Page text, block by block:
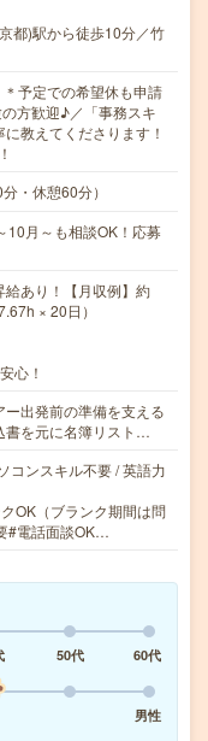
都)駅から徒歩10分／竹
予定での希望休も申請
方歓迎♪／「事務スキ
教えてくださります！
・休憩60分）
10月～も相談OK！応募
あり！【月収例】約
× 20日）
心！
出発前の準備を支える
書を元に名簿リスト…
コンスキル不要 / 英語力
OK（ブランク期間は問
#電話面談OK…
50代
60代
男性